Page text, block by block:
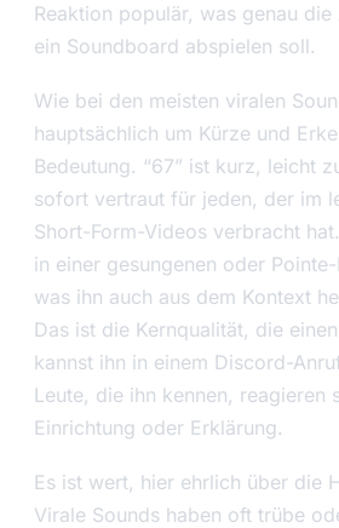
Reaktion populär, was genau
ein Soundboard abspielen soll.
Wie bei den meisten viralen
hauptsächlich um Kürze und
Bedeutung. “67” ist kurz, leicht
sofort vertraut für jeden, der im
Short-Form-Videos verbracht
in einer gesungenen oder
was ihn auch aus dem Kontext
Das ist die Kernqualität, die
kannst ihn in einem Discord-
Leute, die ihn kennen, reagieren
Einrichtung oder Erklärung.
Es ist wert, hier ehrlich über die
Virale Sounds haben oft trübe